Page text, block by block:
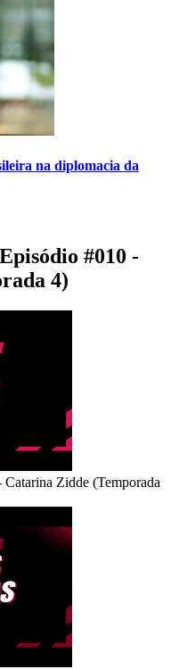
na diplomacia da
#010 -
4)
Zidde (Temporada